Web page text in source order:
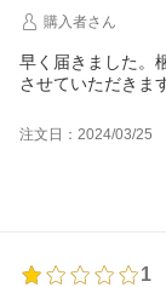
購入者さん
早く届きました。
させていただきま
注文日：2024/03/25
1